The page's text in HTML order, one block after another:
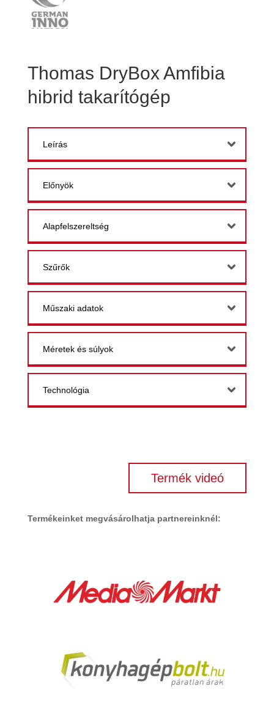
Thomas DryBox Amfibia
hibrid takarítógép
Leírás
Előnyök
Alapfelszereltség
Szűrők
Műszaki adatok
Méretek és súlyok
Technológia
Termék videó
Termékeinket megvásárolhatja partnereinknél: